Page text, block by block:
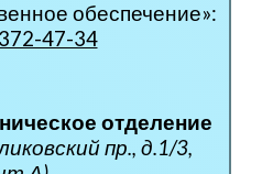
обеспечение»:
47-34
отделение
пр., д.1/3,